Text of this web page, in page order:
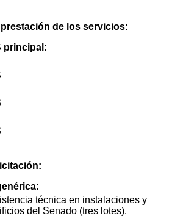
de los servicios:
principal:
técnica en instalaciones y
del Senado (tres lotes).